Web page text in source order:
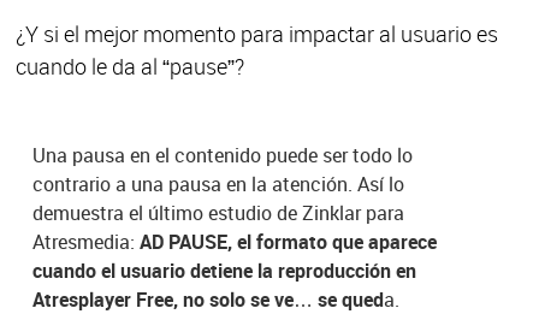
¿Y si el mejor momento para impactar al usuario es
cuando le da al “pause”?
Una pausa en el contenido puede ser todo lo
contrario a una pausa en la atención. Así lo
demuestra el último estudio de Zinklar para
Atresmedia:AD PAUSE, el formato que aparece
cuando el usuario detiene la reproducción en
Atresplayer Free, no solo se ve… se queda.